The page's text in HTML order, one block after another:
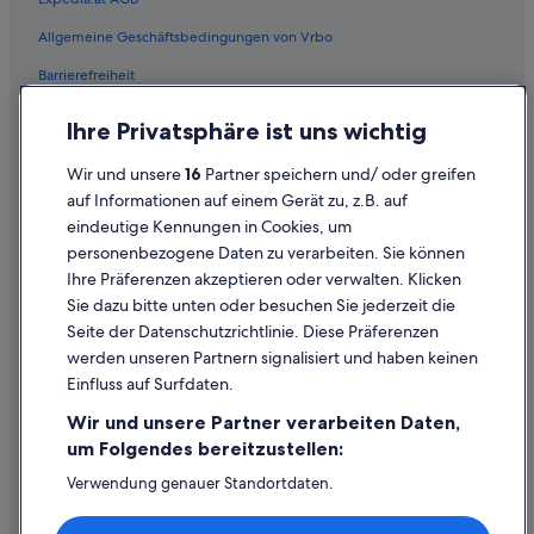
Familien in Riegersburg
Historische in Riegersburg
Hotels mit Parkplatz in Riegersburg
Hotels mit Pool in Riegersburg
Hotels mit Restaurant in Riegersburg
Hotels mit Sauna in Riegersburg
Haustierfreundliche in Riegersburg
Abenteuer in Riegersburg
Hotels mit Wellnessbereich in Riegersburg
Riegersburg Hotels
Hütten in Riegersburg
Pensionen in Riegersburg
Allgemeine Geschäftsbedingungen von Vrbo
Barrierefreiheit
Rechtliche Hinweise/Kontakt
Inhaltsrichtlinien und Melden von Inhalten
Hilfe
Hilfe
Rückerstattungsprozess und Zeitrahmen
Buchen Sie einen Flug mit einer Gutschrift bei der Fluggesellschaft
Internationale Reisedokumente
Ihre Privatsphäre ist uns wichtig
Wir und unsere16 Partner speichern und/ oder greifen
auf Informationen auf einem Gerät zu, z.B. auf
eindeutige Kennungen in Cookies, um
personenbezogene Daten zu verarbeiten. Sie können
Ihre Präferenzen akzeptieren oder verwalten. Klicken
Sie dazu bitte unten oder besuchen Sie jederzeit die
Seite der Datenschutzrichtlinie. Diese Präferenzen
werden unseren Partnern signalisiert und haben keinen
Einfluss auf Surfdaten.
Wir und unsere Partner verarbeiten Daten,
um Folgendes bereitzustellen:
Verwendung genauer Standortdaten.
Speichern von oder Zugriff auf Informationen auf einem